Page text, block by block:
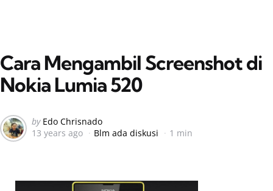
Cara Mengambil Screenshot di
Nokia Lumia 520
Posted
by
by Edo Chrisnado
13 years ago
Blm ada diskusi 1 min